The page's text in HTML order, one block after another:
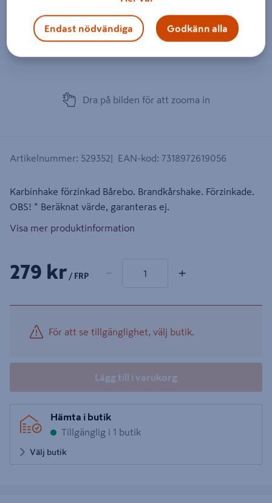
Dra på bilden för att zooma in
Artikelnummer: 529352 EAN-kod: 7318972619056
Karbinhake förzinkad Bårebo. Brandkårshake. Förzinkade.
OBS! * Beräknat värde, garanteras ej.
Visa mer produktinformation
279 kr / FRP − +
För att se tillgänglighet, välj butik.
Lägg till i varukorg
Hämta i butik
Tillgänglig i 1 butik
Välj butik
Endast nödvändiga Godkänn alla